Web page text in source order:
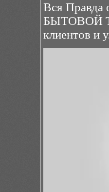
Вся
БЫТОВОЙ
клиентов и